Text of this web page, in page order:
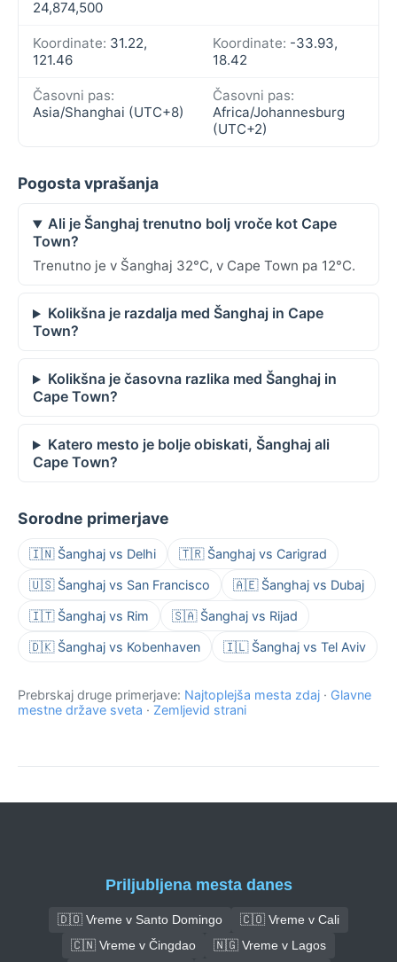
24,874,500
Koordinate: 31.22,
121.46
Koordinate: -33.93,
18.42
Časovni pas:
Asia/Shanghai (UTC+8)
Časovni pas:
Africa/Johannesburg
(UTC+2)
Pogosta vprašanja
Ali je Šanghaj trenutno bolj vroče kot Cape
Town?
Trenutno je v Šanghaj 32°C, v Cape Town pa 12°C.
Kolikšna je razdalja med Šanghaj in Cape
Town?
Kolikšna je časovna razlika med Šanghaj in
Cape Town?
Katero mesto je bolje obiskati, Šanghaj ali
Cape Town?
Sorodne primerjave
🇮🇳 Šanghaj vs Delhi 🇹🇷 Šanghaj vs Carigrad
🇺🇸 Šanghaj vs San Francisco 🇦🇪 Šanghaj vs Dubaj
🇮🇹 Šanghaj vs Rim 🇸🇦 Šanghaj vs Rijad
🇩🇰 Šanghaj vs Kobenhaven 🇮🇱 Šanghaj vs Tel Aviv
Prebrskaj druge primerjave: Najtoplejša mesta zdaj · Glavne
mestne države sveta · Zemljevid strani
Priljubljena mesta danes
🇩🇴 Vreme v Santo Domingo
🇨🇴 Vreme v Cali
🇨🇳 Vreme v Čingdao
🇳🇬 Vreme v Lagos